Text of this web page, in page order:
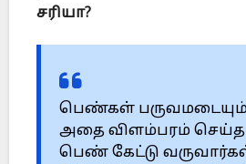
சரியா?
பெண்கள்
அதை விளம்பரம்
பெண் கேட்டு